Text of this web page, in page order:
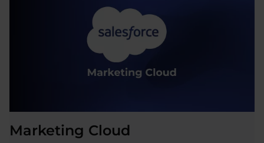
Marketing Cloud